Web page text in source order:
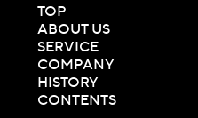
TOP
ABOUT US
SERVICE
COMPANY
HISTORY
CONTENTS